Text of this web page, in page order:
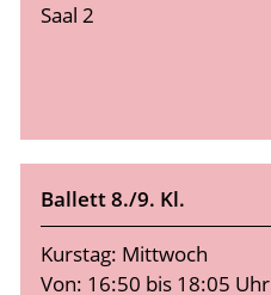
Saal 2
Ballett 8./9. Kl.
Kurstag: Mittwoch
Von: 16:50 bis 18:05 Uhr